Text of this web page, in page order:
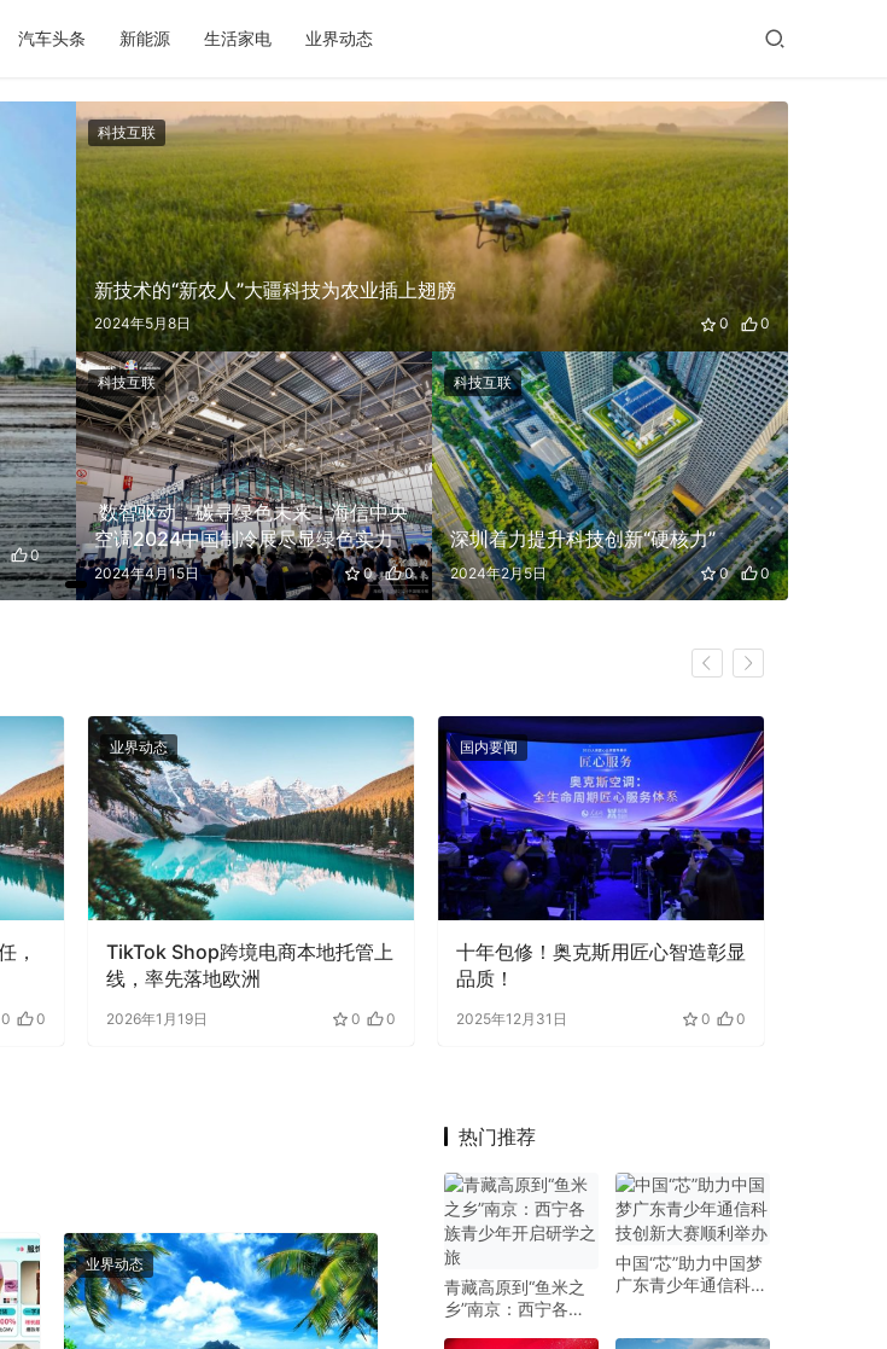
汽车头条 新能源 生活家电 业界动态
0
新技术的“新农人”大疆科技为农业插上翅膀
2024年5月8日 0 0
科技互联
​ 数智驱动，碳寻绿色未来！海信中央
空调2024中国制冷展尽显绿色实力
2024年4月15日 0 0
科技互联
深圳着力提升科技创新“硬核力”
2024年2月5日 0 0
科技互联
，
0 0
业界动态
TikTok Shop跨境电商本地托管上
线，率先落地欧洲
2026年1月19日 0 0
国内要闻
十年包修！奥克斯用匠心智造彰显
品质！
2025年12月31日 0 0
业界动态
热门推荐
青藏高原到“鱼米之
乡”南京：西宁各族
中国“芯”助力中国梦
广东青少年通信科技